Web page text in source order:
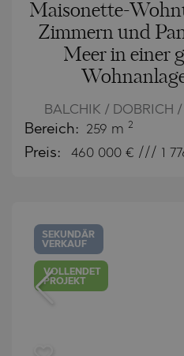
Maisonette-
Zimmern und
Meer in einer
BALCHIK / DOBRICH
Bereich: 259 m 2
Preis: 460 000 € /// 1
SEKUNDÄR
VERKAUF
VOLLENDET
PROJEKT